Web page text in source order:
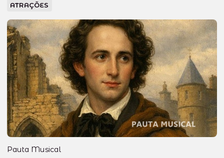
ATRAÇÕES
Pauta Musical